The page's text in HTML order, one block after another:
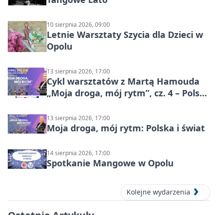
10 sierpnia 2026, 09:00
Letnie Warsztaty Szycia dla Dzieci w
Opolu
13 sierpnia 2026, 17:00
Cykl warsztatów z Martą Hamouda
„Moja droga, mój rytm”, cz. 4 – Polska
13 sierpnia 2026, 17:00
Moja droga, mój rytm: Polska i świat
14 sierpnia 2026, 17:00
Spotkanie Mangowe w Opolu
Kolejne wydarzenia